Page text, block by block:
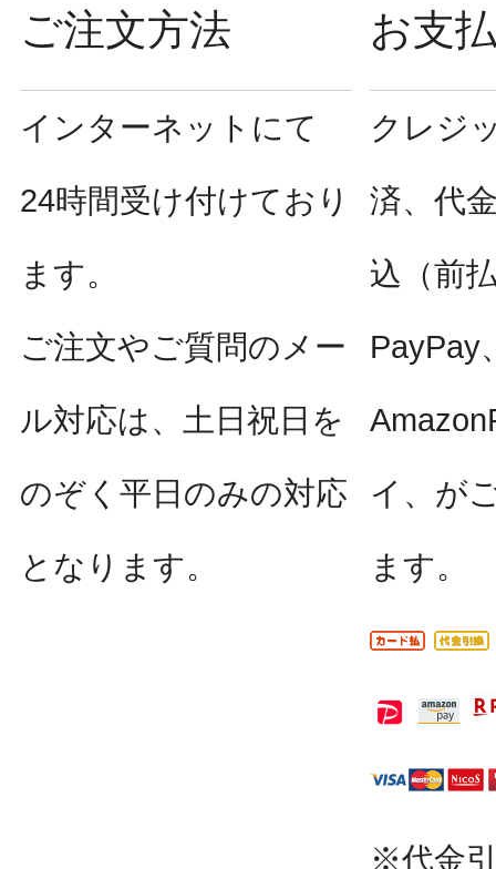
ご注文方法
インターネットにて
24時間受け付けており
ます。
ご注文やご質問のメー
ル対応は、土日祝日を
のぞく平日のみの対応
となります。
お支
クレジ
済、代
込（前
PayPay
イ、が
ます。
※代金